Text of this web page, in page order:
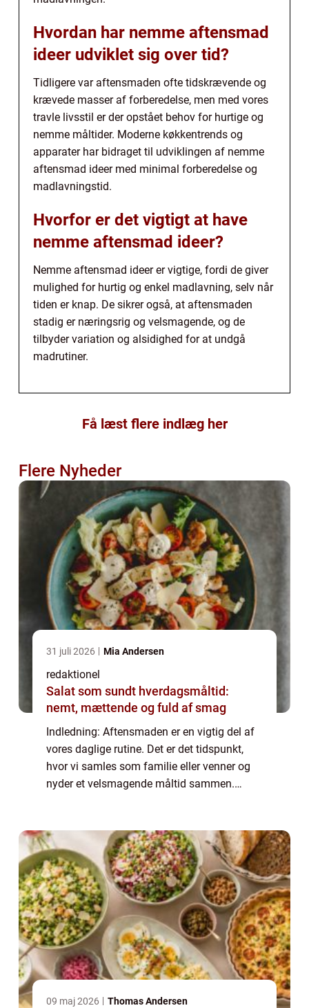
Hvordan har nemme aftensmad
ideer udviklet sig over tid?
Tidligere var aftensmaden ofte tidskrævende og
krævede masser af forberedelse, men med vores
travle livsstil er der opstået behov for hurtige og
nemme måltider. Moderne køkkentrends og
apparater har bidraget til udviklingen af nemme
aftensmad ideer med minimal forberedelse og
madlavningstid.
Hvorfor er det vigtigt at have
nemme aftensmad ideer?
Nemme aftensmad ideer er vigtige, fordi de giver
mulighed for hurtig og enkel madlavning, selv når
tiden er knap. De sikrer også, at aftensmaden
stadig er næringsrig og velsmagende, og de
tilbyder variation og alsidighed for at undgå
madrutiner.
Få læst flere indlæg her
Flere Nyheder
31 juli 2026 Mia Andersen
redaktionel
Salat som sundt hverdagsmåltid:
nemt, mættende og fuld af smag
Indledning: Aftensmaden er en vigtig del af
vores daglige rutine. Det er det tidspunkt,
hvor vi samles som familie eller venner og
nyder et velsmagende måltid sammen.
retter...
09 maj 2026 Thomas Andersen